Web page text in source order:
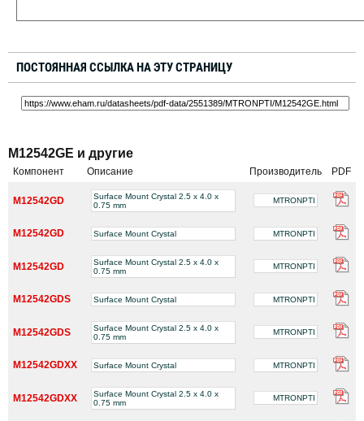
ПОСТОЯННАЯ ССЫЛКА НА ЭТУ СТРАНИЦУ
M12542GE и другие
Компонент Описание Производитель PDF
M12542GD
Surface Mount Crystal 2.5 x 4.0 x
0.75 mm
MTRONPTI
M12542GD Surface Mount Crystal MTRONPTI
M12542GD
Surface Mount Crystal 2.5 x 4.0 x
0.75 mm
MTRONPTI
M12542GDS Surface Mount Crystal MTRONPTI
M12542GDS
Surface Mount Crystal 2.5 x 4.0 x
0.75 mm
MTRONPTI
M12542GDXX Surface Mount Crystal MTRONPTI
M12542GDXX
Surface Mount Crystal 2.5 x 4.0 x
0.75 mm
MTRONPTI